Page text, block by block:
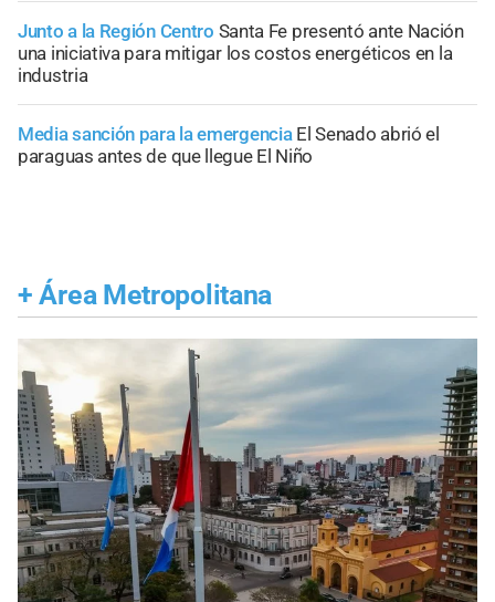
Junto a la Región Centro Santa Fe presentó ante Nación
una iniciativa para mitigar los costos energéticos en la
industria
Media sanción para la emergencia El Senado abrió el
paraguas antes de que llegue El Niño
+ Área Metropolitana